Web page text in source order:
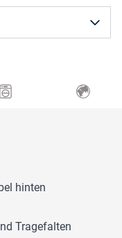
hinten
Tragefalten